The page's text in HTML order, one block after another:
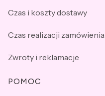
Czas i koszty dostawy
Czas realizacji zamówienia
Zwroty i reklamacje
POMOC